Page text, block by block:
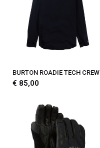
BURTON ROADIE TECH CREW
€ 85,00